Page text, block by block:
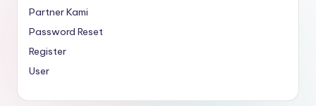
Partner Kami
Password Reset
Register
User